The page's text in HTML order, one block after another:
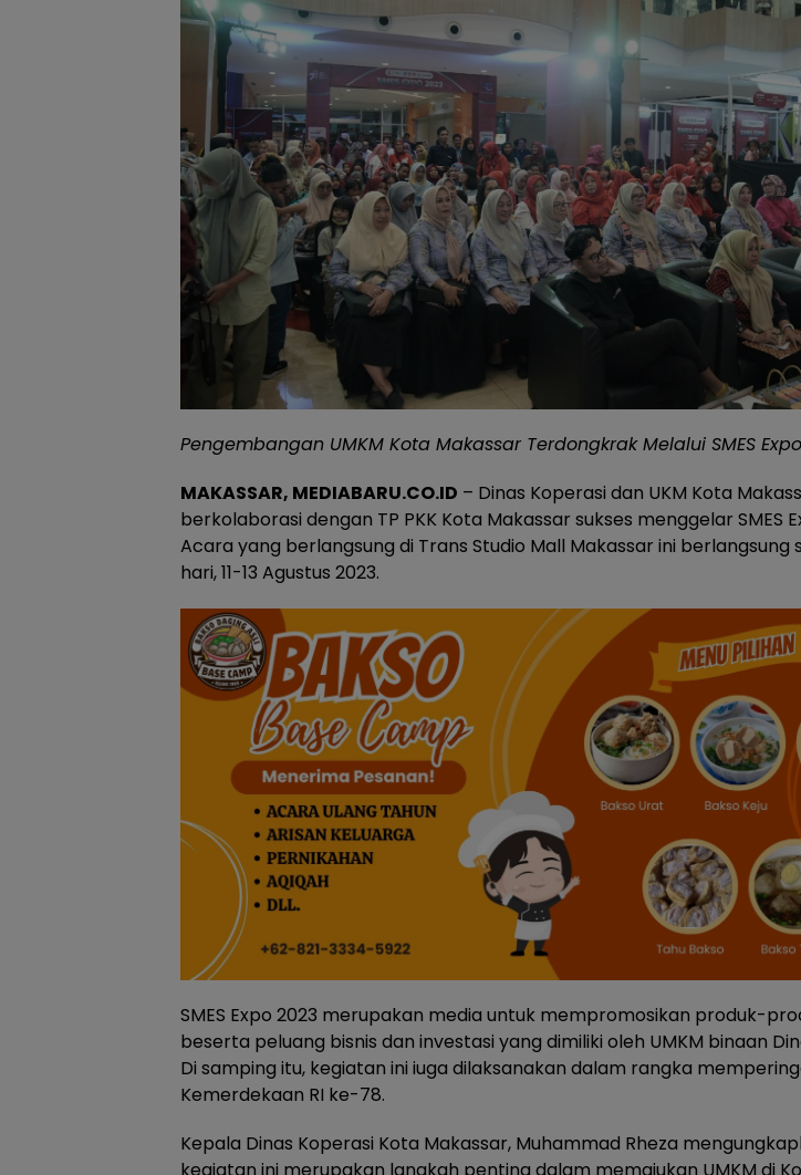
Pengembangan UMKM Kota Makassar Terdongkrak Melalui SMES
MAKASSAR, MEDIABARU.CO.ID – Dinas Koperasi dan UKM Kota
berkolaborasi dengan TP PKK Kota Makassar sukses menggelar SMES
Acara yang berlangsung di Trans Studio Mall Makassar ini berlangsung
hari, 11-13 Agustus 2023.
SMES Expo 2023 merupakan media untuk mempromosikan produk-
beserta peluang bisnis dan investasi yang dimiliki oleh UMKM binaan
Di samping itu, kegiatan ini iuga dilaksanakan dalam rangka
Kemerdekaan RI ke-78.
Kepala Dinas Koperasi Kota Makassar, Muhammad Rheza